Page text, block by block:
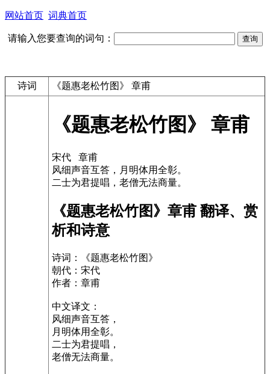
网站首页 词典首页
请输入您要查询的词句：
诗词 《题惠老松竹图》 章甫
《题惠老松竹图》 章甫
宋代 章甫
风细声音互答，月明体用全彰。
二士为君提唱，老僧无法商量。
《题惠老松竹图》章甫 翻译、赏
析和诗意
诗词：《题惠老松竹图》
朝代：宋代
作者：章甫
中文译文：
风细声音互答，
月明体用全彰。
二士为君提唱，
老僧无法商量。